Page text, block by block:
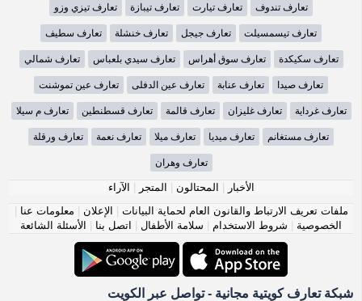
تعارف تندوف تعارف تيارت تعارف تيبازة تعارف تيزي وزو
تعارف تيسمسيلت تعارف جيجل تعارف خنشلة تعارف سطيف
تعارف سكيكدة تعارف سوق أهراس تعارف سيدي بلعباس تعارف شمالي
تعارف صيدا تعارف عنابة تعارف عين الدفلى تعارف عين تموشنت
تعارف غرداية تعارف غليزان تعارف قالمة تعارف قسطنطين تعارف م سيلا
تعارف مستغانم تعارف ميديا تعارف ميلا تعارف نعمة تعارف ورقلة
تعارف وهران
الأخبار | المحتالون | المتجر | الآراء
ملفات تعريف الارتباط والقانون العام لحماية البيانات | الإعلان | معلومات عنا |
الخصوصية | شروط الاستخدام | سلامة الأطفال | اتصل بنا | الأسئلة الشائعة
شبكة تعارف كويتية مجانية - تواصل عبر الكويت